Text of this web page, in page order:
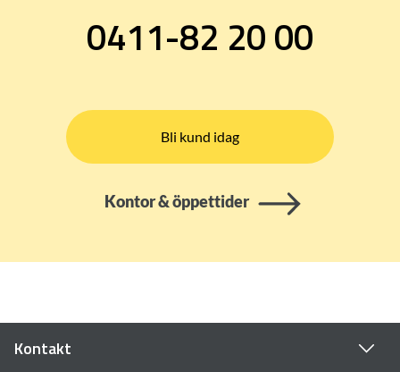
0411-82 20 00
Bli kund idag
Kontor & öppettider
Kontakt